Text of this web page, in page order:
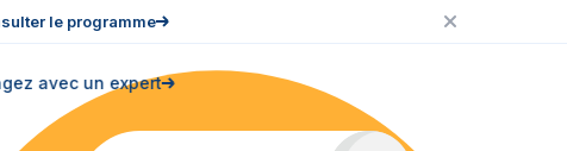
le programme
avec un expert